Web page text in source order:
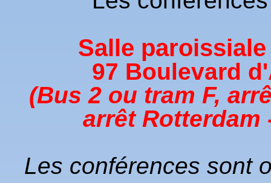
Salle
97 Boulevard
(Bus 2 ou tram F,
arrêt
Les conférences sont